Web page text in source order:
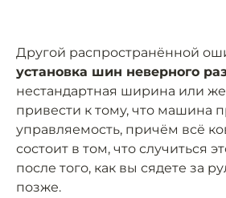
Другой распространённой
установка шин неверного
нестандартная ширина или
привести к тому, что машина
управляемость, причём всё
состоит в том, что случиться
после того, как вы сядете за
позже.